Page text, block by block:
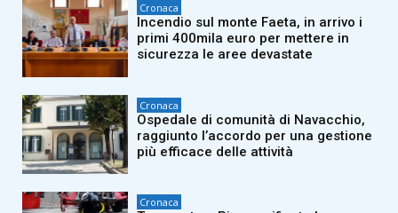
Cronaca
Incendio sul monte Faeta, in arrivo i
primi 400mila euro per mettere in
sicurezza le aree devastate
Cronaca
Ospedale di comunità di Navacchio,
raggiunto l’accordo per una gestione
più efficace delle attività
Cronaca